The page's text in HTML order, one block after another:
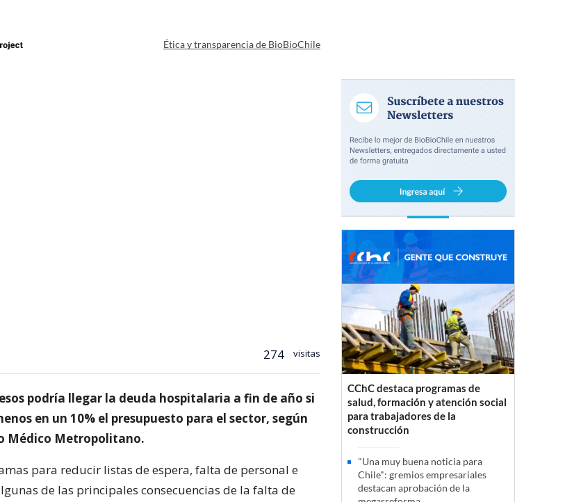
Ética y transparencia de BioBioChile
274 visitas
podría llegar la deuda hospitalaria a fin de año si
en un 10% el presupuesto para el sector, según
Médico Metropolitano.
para reducir listas de espera, falta de personal e
de las principales consecuencias de la falta de
CChC destaca programas de
salud, formación y atención social
para trabajadores de la
construcción
"Una muy buena noticia para
Chile": gremios empresariales
destacan aprobación de la